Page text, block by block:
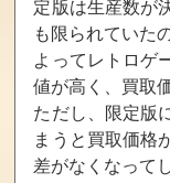
リッツ天草降臨
買取価格
24,000
バーニングファ
イト
定版は生産数が
も限られていた
よってレトロゲ
値が高く、買取
ただし、限定版
まうと買取価格
差がなくなって